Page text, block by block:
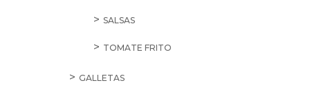
SALSAS
TOMATE FRITO
GALLETAS